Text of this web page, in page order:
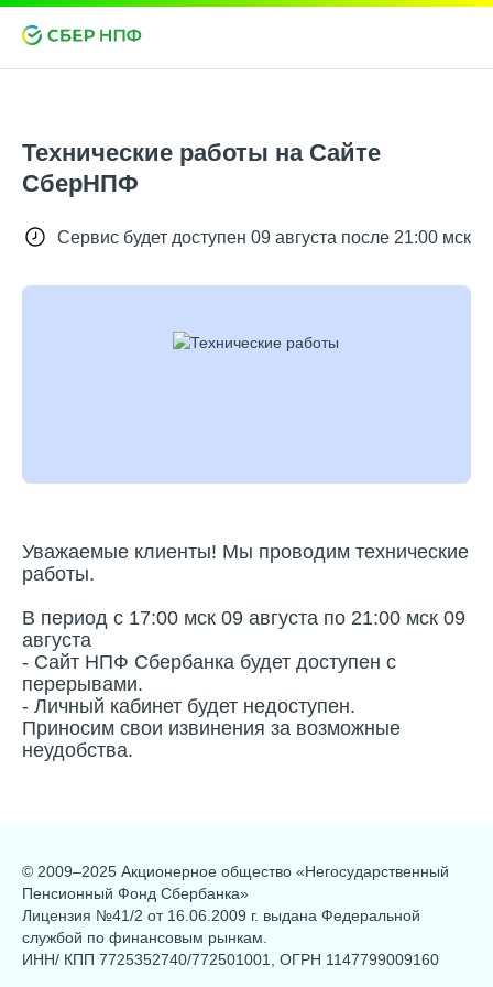
Технические работы на Сайте
СберНПФ
Сервис будет доступен 09 августа после 21:00 мск
Уважаемые клиенты! Мы проводим технические
работы.
В период с 17:00 мск 09 августа по 21:00 мск 09
августа
- Cайт НПФ Сбербанка будет доступен с
перерывами.
- Личный кабинет будет недоступен.
Приносим свои извинения за возможные
неудобства.
© 2009–2025 Акционерное общество «Негосударственный
Пенсионный Фонд Сбербанка»
Лицензия №41/2 от 16.06.2009 г. выдана Федеральной
службой по финансовым рынкам.
ИНН/ КПП 7725352740/772501001, ОГРН 1147799009160